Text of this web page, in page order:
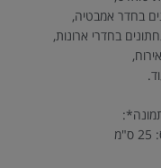
בחדר אמבטיה,
בחדרי ארונות,